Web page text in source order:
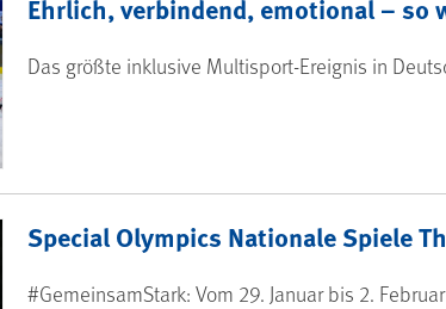
Ehrlich, verbindend, emotional – so
Das größte inklusive Multisport-Ereignis in
Special Olympics Nationale Spiele
#GemeinsamStark: Vom 29. Januar bis 2.